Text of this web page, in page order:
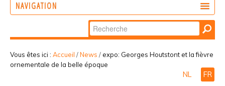
NAVIGATION
PARTICIPER
Chercher par
Recherche
avancée…
Vous êtes ici : Accueil /News / expo: Georges Houtstont et la fièvre
ornementale de la belle époque
NL FR